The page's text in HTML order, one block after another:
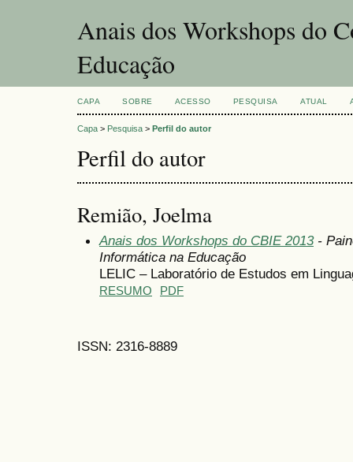
Anais dos Workshops do
Educação
CAPA SOBRE ACESSO PESQUISA ATUAL
Capa > Pesquisa > Perfil do autor
Perfil do autor
Remião, Joelma
Anais dos Workshops do CBIE 2013-
Informática na Educação
LELIC – Laboratório de Estudos em
RESUMO PDF
ISSN: 2316-8889